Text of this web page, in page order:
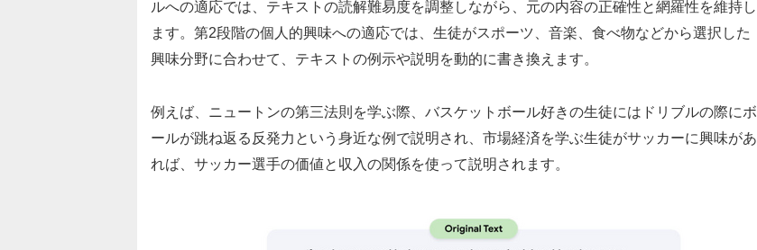
ルへの適応では、テキストの読解難易度を調整しながら、元の内容の正確性と網羅性を維持し
ます。第2段階の個人的興味への適応では、生徒がスポーツ、音楽、食べ物などから選択した
興味分野に合わせて、テキストの例示や説明を動的に書き換えます。
例えば、ニュートンの第三法則を学ぶ際、バスケットボール好きの生徒にはドリブルの際にボ
ールが跳ね返る反発力という身近な例で説明され、市場経済を学ぶ生徒がサッカーに興味があ
れば、サッカー選手の価値と収入の関係を使って説明されます。